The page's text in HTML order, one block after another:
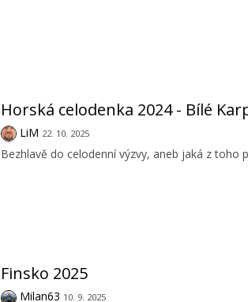
Horská celodenka 2024 - Bílé
LiM 22. 10. 2025
Bezhlavě do celodenní výzvy, aneb jaká z toho
Finsko 2025
Milan63 10. 9. 2025